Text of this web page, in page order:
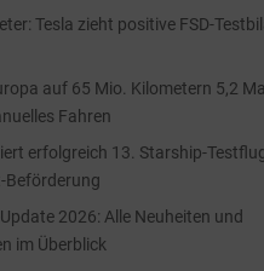
Tesla zieht positive FSD-
auf 65 Mio. Kilometern 5,2 Mal
Fahren
erfolgreich 13. Starship-
Beförderung
2026: Alle Neuheiten und
im Überblick